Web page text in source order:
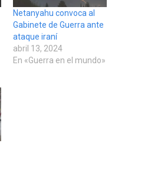
Netanyahu convoca al
Gabinete de Guerra ante
ataque iraní
abril 13, 2024
En «Guerra en el mundo»